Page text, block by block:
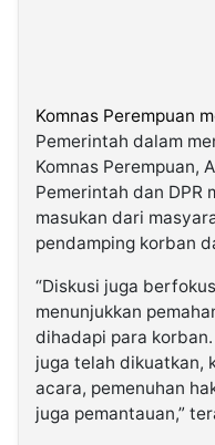
Komnas Perempuan
Pemerintah dalam
Komnas Perempuan,
Pemerintah dan DPR
masukan dari
pendamping korban
“Diskusi juga
menunjukkan
dihadapi para
juga telah dikuatkan,
acara, pemenuhan
juga pemantauan,”